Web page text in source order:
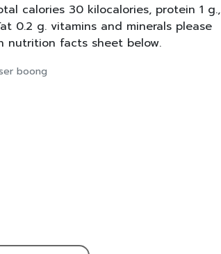
calories 30 kilocalories, protein 1 g.,
0.2 g. vitamins and minerals please
nutrition facts sheet below.
boong